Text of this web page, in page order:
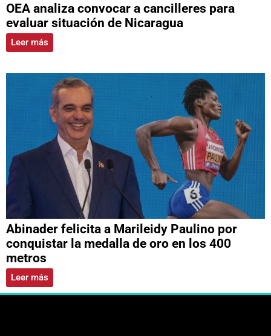
OEA analiza convocar a cancilleres para
evaluar situación de Nicaragua
Leer más
Abinader felicita a Marileidy Paulino por
conquistar la medalla de oro en los 400
metros
Leer más